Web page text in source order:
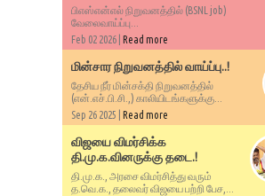
பிஎஸ்என்எல் நிறுவனத்தில் (BSNL job)
வேலைவாய்ப்பு...
Feb 02 2026 | Read more
மின்சார நிறுவனத்தில் வாய்ப்பு..!
தேசிய நீர் மின்சக்தி நிறுவனத்தில்
(என்.எச்.பி.சி.,) காலியிடங்களுக்கு...
Sep 26 2025 | Read more
விஜயை விமர்சிக்க
தி.மு.க.வினருக்கு தடை.!
தி.மு.க., அரசை விமர்சித்து வரும்
த.வெ.க., தலைவர் விஜயை பற்றி பேச,...